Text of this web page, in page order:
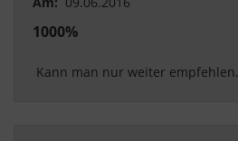
1000%
Kann man nur weiter empfehlen.